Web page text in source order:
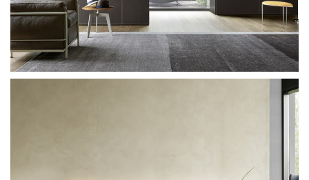
Sangiacomo Lampo